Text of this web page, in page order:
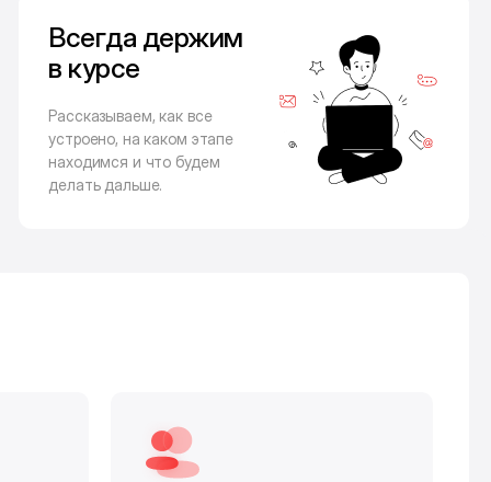
Всегда держим
в курсе
Рассказываем, как все
устроено, на каком этапе
находимся и что будем
делать дальше.